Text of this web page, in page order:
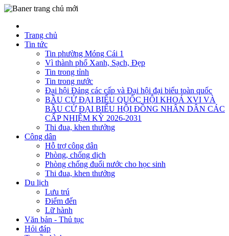
Trang chủ
Tin tức
Tin phường Móng Cái 1
Vì thành phố Xanh, Sạch, Đẹp
Tin trong tỉnh
Tin trong nước
Đại hội Đảng các cấp và Đại hội đại biểu toàn quốc
BẦU CỬ ĐẠI BIỂU QUỐC HỘI KHOÁ XVI VÀ
BẦU CỬ ĐẠI BIỂU HỘI ĐỒNG NHÂN DÂN CÁC
CẤP NHIỆM KỲ 2026-2031
Thi đua, khen thưởng
Công dân
Hỗ trợ công dân
Phòng, chống dịch
Phòng chống đuối nước cho học sinh
Thi đua, khen thưởng
Du lịch
Lưu trú
Điểm đến
Lữ hành
Văn bản - Thủ tục
Hỏi đáp